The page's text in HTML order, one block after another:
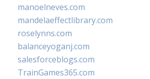
manoelneves.com
mandelaeffectlibrary.com
roselynns.com
balanceyoganj.com
salesforceblogs.com
TrainGames365.com